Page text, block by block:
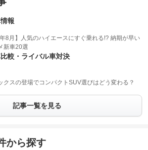
報
年8月】人気のハイエースにすぐ乗れる!? 納期が早い
新車20選
較・ライバル車対決
クスの登場でコンパクトSUV選びはどう変わる？
記事一覧を見る
から探す